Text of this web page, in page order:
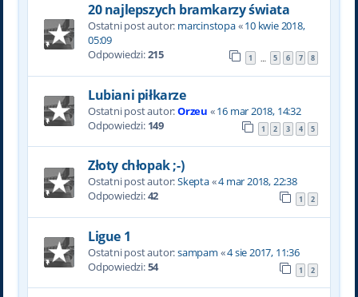
20 najlepszych bramkarzy świata
Ostatni post autor: marcinstopa«10 kwie 2018,
05:09
Odpowiedzi:215 1 … 5 6 7 8
Lubiani piłkarze
Ostatni post autor:Orzeu «16 mar 2018, 14:32
Odpowiedzi: 149 1 2 3 4 5
Złoty chłopak ;-)
Ostatni post autor:Skepta«4 mar 2018, 22:38
Odpowiedzi:42 1 2
Ligue 1
Ostatni post autor:sampam «4 sie 2017, 11:36
Odpowiedzi:54 1 2